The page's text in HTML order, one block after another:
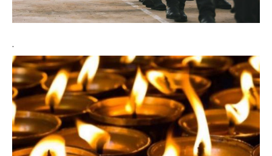
Don't miss
out!
Sing up for our newsletter
to stay in the loop.
.